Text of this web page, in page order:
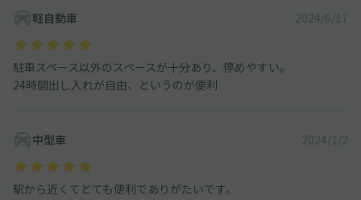
軽自動車 2024/6/17
駐車スペース以外のスペースが十分あり、停めやすい。
24時間出し入れが自由、というのが便利
中型車 2024/1/2
駅から近くてとても便利でありがたいです。